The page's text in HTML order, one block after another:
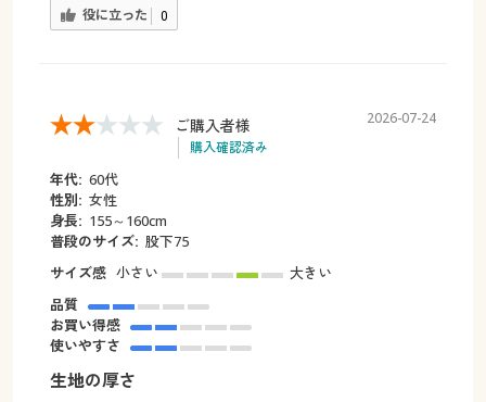
役に立った 0
ご購入者様
購入確認済み
2026-07-24
年代: 60代
性別: 女性
身長: 155～160cm
普段のサイズ: 股下75
サイズ感 小さい
大きい
品質
お買い得感
使いやすさ
生地の厚さ